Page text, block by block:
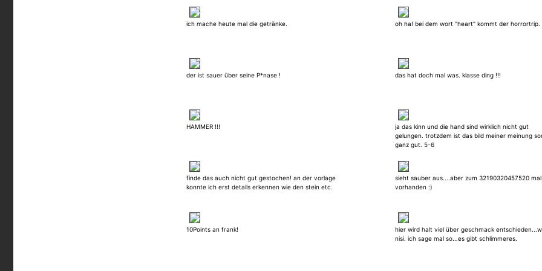
ich mache heute mal die getränke. oh ha! bei dem wort "heart" kommt der horrortrip.
der ist sauer über seine P*nase ! das hat doch mal was. klasse ding !!!
HAMMER !!!
ja das kinn und die hand sind wirklich nicht gut
gelungen. trotzdem ist das bild meiner meinung
ganz gut. 5-6
finde das auch nicht gut gestochen! an der vorlage
konnte ich erst details erkennen wie den stein etc.
sieht sauber aus....aber zum 32190320457520 mal
vorhanden :)
10Points an frank!
hier wird halt viel über geschmack
nisi. ich sage mal so...es gibt schlimmeres.